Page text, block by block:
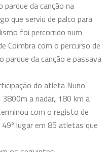
da canção na
que serviu de palco para
foi percorrido num
Coimbra com o percurso de
parque da canção e passava
do atleta Nuno
a nadar, 180 km a
com o registo de
lugar em 85 atletas que